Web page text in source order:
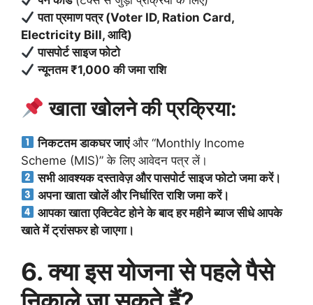
पता प्रमाण पत्र (Voter ID, Ration Card,
Electricity Bill, आदि)
पासपोर्ट साइज फोटो
न्यूनतम ₹1,000 की जमा राशि
खाता खोलने की प्रक्रिया:
निकटतम डाकघर जाएंऔर “Monthly Income
Scheme (MIS)” के लिए आवेदन पत्र लें।
सभी आवश्यक दस्तावेज़ और पासपोर्ट साइज फोटो जमा करें।
अपना खाता खोलें और निर्धारित राशि जमा करें।
आपका खाता एक्टिवेट होने के बाद हर महीने ब्याज सीधे आपके
खाते में ट्रांसफर हो जाएगा।
6. क्या इस योजना से पहले पैसे